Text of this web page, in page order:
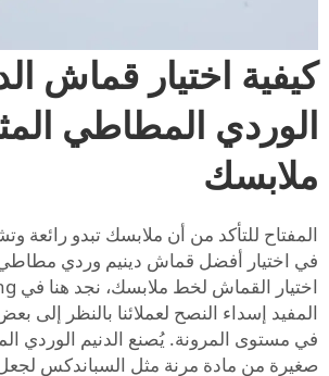
كيفية اختيار قماش
الوردي المطاطي
ملابسك
المفتاح للتأكد من أن ملابسك تبدو رائعة
في اختيار أفضل قماش دينيم وردي
المفيد إسداء النصح لعملائنا بالنظر إلى
في مستوى المرونة. يُصنع الدنيم الوردي
صغيرة من مادة مرنة مثل السباندكس